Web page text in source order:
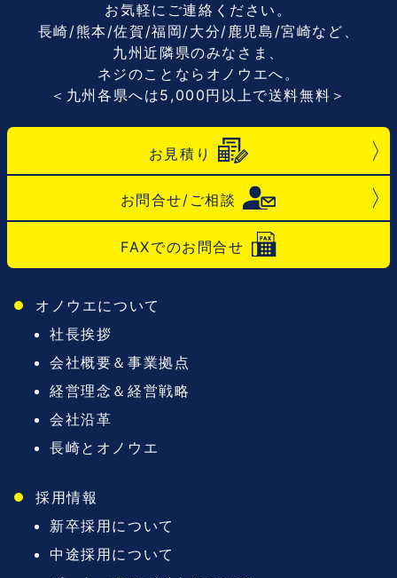
お気軽にご連絡ください。
長崎/熊本/佐賀/福岡/大分/鹿児島/宮崎など、
九州近隣県のみなさま、
ネジのことならオノウエへ。
＜九州各県へは5,000円以上で送料無料＞
お見積り
お問合せ/ご相談
FAXでのお問合せ
オノウエについて
社長挨拶
会社概要＆事業拠点
経営理念＆経営戦略
会社沿革
長崎とオノウエ
採用情報
新卒採用について
中途採用について